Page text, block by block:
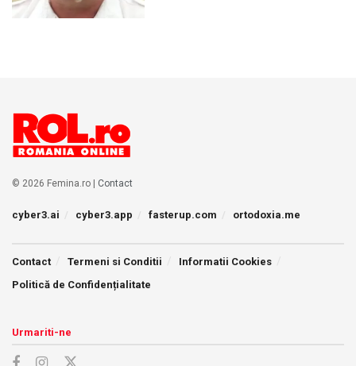
© 2026 Femina.ro | Contact
cyber3.ai cyber3.app fasterup.com ortodoxia.me
Contact Termeni si Conditii
Informatii Cookies
Politică de Confidențialitate
Urmariti-ne